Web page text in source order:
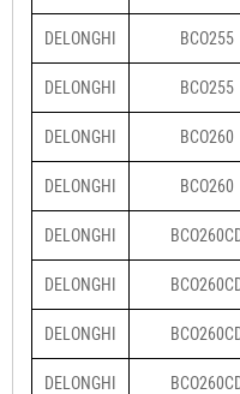
DELONGHI BCO255
DELONGHI BCO255
DELONGHI BCO260
DELONGHI BCO260
DELONGHI
DELONGHI
DELONGHI
DELONGHI